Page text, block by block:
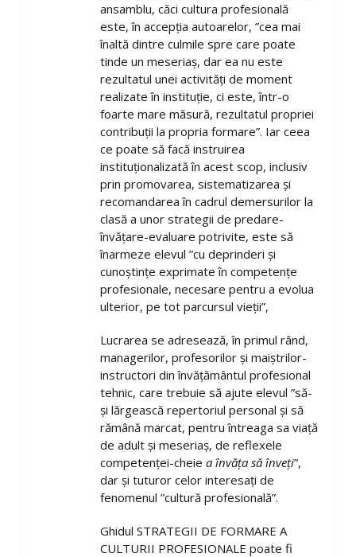
ansamblu, căci cultura profesională
este, în accepția autoarelor, ”cea mai
înaltă dintre culmile spre care poate
tinde un meseriaș, dar ea nu este
rezultatul unei activități de moment
realizate în instituție, ci este, într-o
foarte mare măsură, rezultatul propriei
contribuții la propria formare”. Iar ceea
ce poate să facă instruirea
instituționalizată în acest scop, inclusiv
prin promovarea, sistematizarea și
recomandarea în cadrul demersurilor la
clasă a unor strategii de predare-
învățare-evaluare potrivite, este să
înarmeze elevul ”cu deprinderi și
cunoștințe exprimate în competențe
profesionale, necesare pentru a evolua
ulterior, pe tot parcursul vieții”,
Lucrarea se adresează, în primul rând,
managerilor, profesorilor și maiștrilor-
instructori din învățământul profesional
tehnic, care trebuie să ajute elevul ”să-
și lărgească repertoriul personal și să
rămână marcat, pentru întreaga sa viață
de adult și meseriaș, de reflexele
competenței-cheie a învăța să înveți”,
dar și tuturor celor interesați de
fenomenul ”cultură profesională”.
Ghidul STRATEGII DE FORMARE A
CULTURII PROFESIONALE poate fi